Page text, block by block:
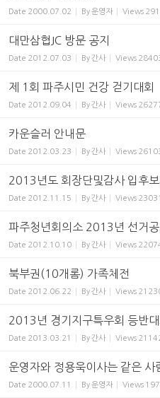
Date 2000.07.02 By운영자 Views
대만삼협JC 방문 공지
Date 2012.07.03 By간사 Views
제 1회 파주시민 건강 걷기대회
Date 2012.09.04 By간사 Views
카운슬러 안내문
Date 2012.03.23 By간사 Views
2013년도 회장단및감사 입후
Date 2012.11.15 By간사 Views 23031
파주청년회의소 2013년 선거공
Date 2012.10.10 By간사 Views
북부권(10개롬) 가족체전
Date 2012.06.22 By간사 Views
2013년 경기지구특우회 등반대
Date 2013.03.21 By간사 Views
운영자와 정용욱이사는 같은 사
Date 2000.07.11 By운영자 Views